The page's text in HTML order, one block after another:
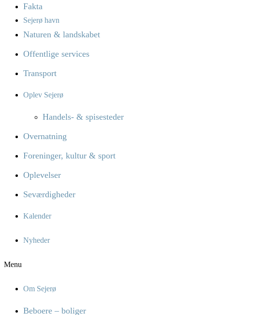
Fakta
Sejerø havn
Naturen & landskabet
Offentlige services
Transport
Oplev Sejerø
Handels- & spisesteder
Overnatning
Foreninger, kultur & sport
Oplevelser
Seværdigheder
Kalender
Nyheder
Menu
Om Sejerø
Beboere – boliger